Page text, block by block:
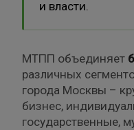
и власти.
МТПП объединяет
различных
города Москвы –
бизнес,
государственные,